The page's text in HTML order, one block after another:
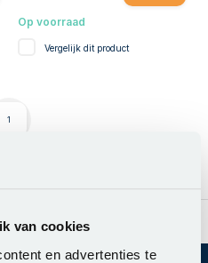
van cookies
en advertenties te
Op voorraad
Vergelijk dit product
1